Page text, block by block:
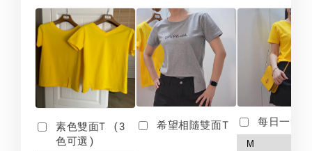
素色雙面T (3
色可選)
希望相隨雙面T 每日一笑